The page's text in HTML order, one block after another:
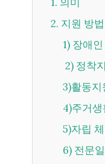
2. 지원 방법
1) 장애
2) 정
3)활동
4)주거
5)자립
6) 전문